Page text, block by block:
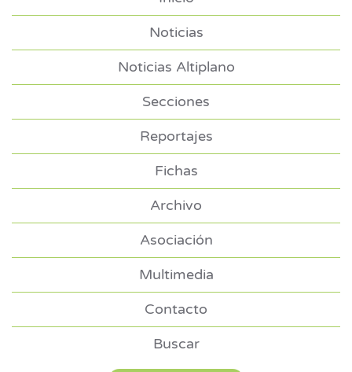
Noticias
Noticias Altiplano
Secciones
Reportajes
Fichas
Archivo
Asociación
Multimedia
Contacto
Buscar